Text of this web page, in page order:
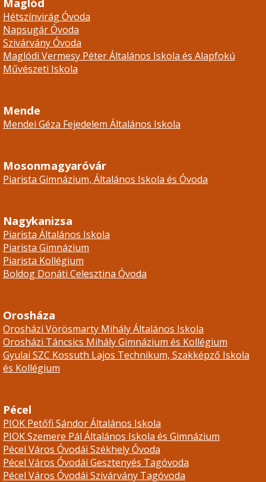
Hétszínvirág Óvoda
Napsugár Óvoda
Szivárvány Óvoda
Maglódi Vermesy Péter Általános Iskola és Alapfokú
Művészeti Iskola
Mende
Mendei Géza Fejedelem Általános Iskola
Mosonmagyaróvár
Piarista Gimnázium, Általános Iskola és Óvoda
Nagykanizsa
Piarista Általános Iskola
Piarista Gimnázium
Piarista Kollégium
Boldog Donáti Celesztina Óvoda
Orosháza
Orosházi Vörösmarty Mihály Általános Iskola
Orosházi Táncsics Mihály Gimnázium és Kollégium
Gyulai SZC Kossuth Lajos Technikum, Szakképző Iskola
és Kollégium
Pécel
PIOK Petőfi Sándor Általános Iskola
PIOK Szemere Pál Általános Iskola és Gimnázium
Pécel Város Óvodái Székhely Óvoda
Pécel Város Óvodái Gesztenyés Tagóvoda
Pécel Város Óvodái Szivárvány Tagóvoda